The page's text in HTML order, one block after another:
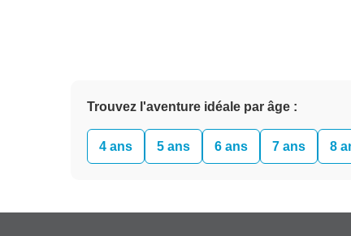
Trouvez l'aventure idéale par âge :
4 ans 5 ans 6 ans 7 ans 8